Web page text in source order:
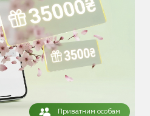
Приватним особам